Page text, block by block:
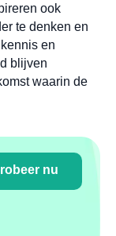
ook
te denken en
en
blijven
waarin de
nu